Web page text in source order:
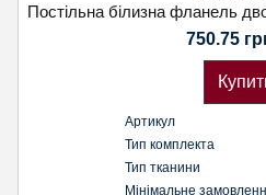
750.75
Артикул
Тип комплекта
Тип тканини
Мінімальне